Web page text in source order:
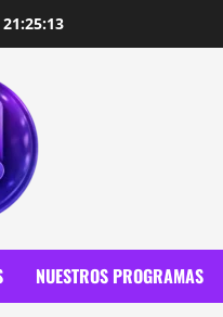
21:25:15
NUESTROS PROGRAMAS